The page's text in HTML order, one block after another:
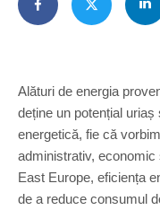
Alături de energia
deține un potențial
energetică, fie că
administrativ,
East Europe, eficiența
de a reduce consumul